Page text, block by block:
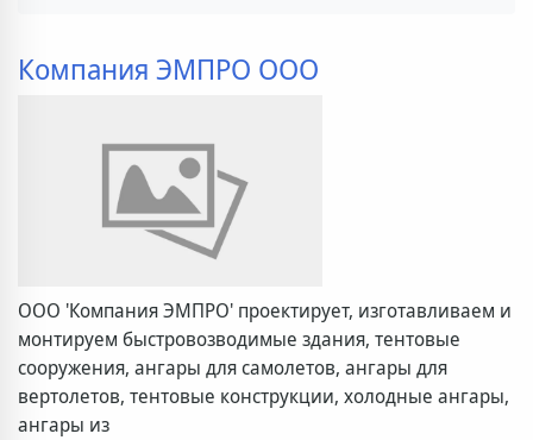
Компания ЭМПРО ООО
ООО 'Компания ЭМПРО' проектирует, изготавливаем и
монтируем быстровозводимые здания, тентовые
сооружения, ангары для самолетов, ангары для
вертолетов, тентовые конструкции, холодные ангары,
ангары из